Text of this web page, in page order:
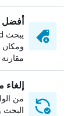
أفضل
مقارنة
إلغاء
من
البحث